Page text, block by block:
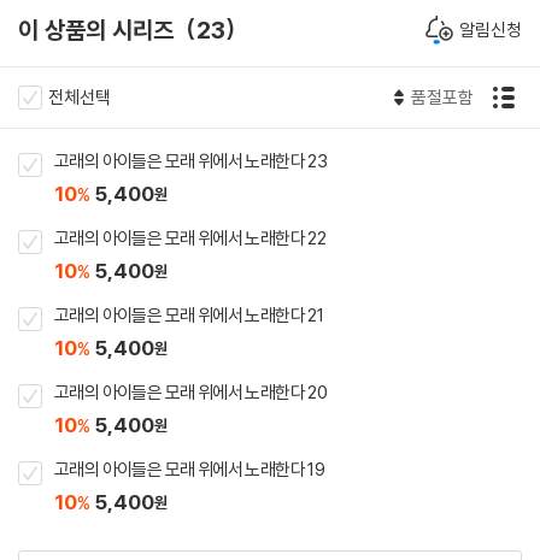
이 상품의 시리즈 23 알림신청
전체선택 품절포함
고래의 아이들은 모래 위에서 노래한다 23
10% 5,400원
고래의 아이들은 모래 위에서 노래한다 22
10% 5,400원
고래의 아이들은 모래 위에서 노래한다 21
10% 5,400원
고래의 아이들은 모래 위에서 노래한다 20
10% 5,400원
고래의 아이들은 모래 위에서 노래한다 19
10% 5,400원